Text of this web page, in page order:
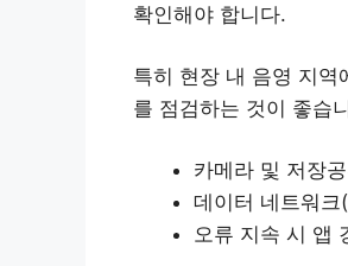
확인해야 합니다.
특히 현장 내 음영 지역
를 점검하는 것이 좋습
카메라 및 저장
데이터 네트워
오류 지속 시 앱